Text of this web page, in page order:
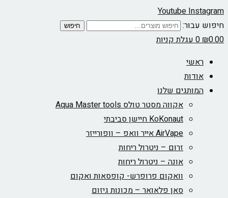
YoutubeInstagram
חיפוש עבור:
חיפוש
₪0.00
0עגלת קניות
ראשי
אודות
המותגים שלנו
אקווה מסטר טולס Aqua Master tools
KoKonaut חיישן סביבתי
AirVape אייר וואפ – וופורייזר
זרום – ניטרול ריחות
אונה – ניטרול ריחות
וואקום פרופרש- קופסאות ואקום
סאן פלאואר – מכונות גיזום